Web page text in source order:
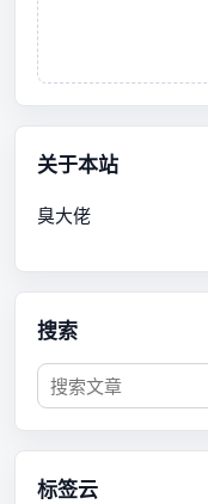
关于本站
臭大佬
搜索
标签云